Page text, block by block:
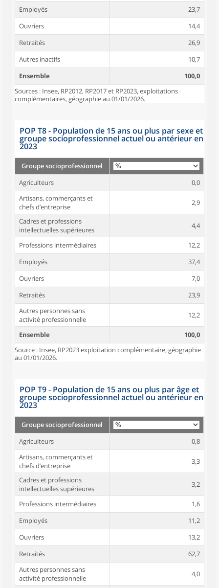
Employés
23,7
Ouvriers
14,4
Retraités
26,9
Autres inactifs
10,7
Ensemble
100,0
Sources : Insee, RP2012, RP2017 et RP2023, exploitations
complémentaires, géographie au 01/01/2026.
POP T8 - Population de 15 ans ou plus par sexe et
groupe socioprofessionnel actuel ou antérieur en
2023
Groupe socioprofessionnel
Agriculteurs
0,0
Artisans, commerçants et
chefs d’entreprise
2,9
Cadres et professions
intellectuelles supérieures
4,4
Professions intermédiaires
12,2
Employés
37,4
Ouvriers
7,0
Retraités
23,9
Autres personnes sans
activité professionnelle
12,2
Ensemble
100,0
Source : Insee, RP2023 exploitation complémentaire, géographie
au 01/01/2026.
POP T9 - Population de 15 ans ou plus par âge et
groupe socioprofessionnel actuel ou antérieur en
2023
Groupe socioprofessionnel
Agriculteurs
0,8
Artisans, commerçants et
chefs d’entreprise
3,3
Cadres et professions
intellectuelles supérieures
3,2
Professions intermédiaires
1,6
Employés
11,2
Ouvriers
13,2
Retraités
62,7
Autres personnes sans
activité professionnelle
4,0